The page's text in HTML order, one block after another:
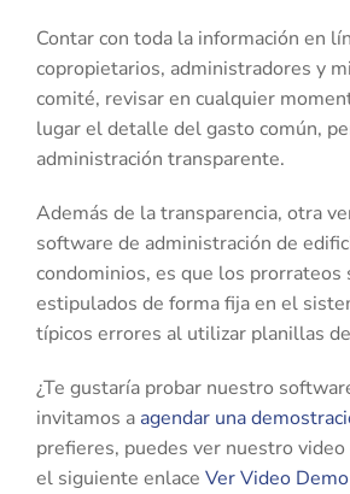
Contar con toda la información en
copropietarios, administradores y
comité, revisar en cualquier
lugar el detalle del gasto común,
administración transparente.
Además de la transparencia, otra
software de administración de
condominios, es que los prorrateos
estipulados de forma fija en el
típicos errores al utilizar planillas
¿Te gustaría probar nuestro
invitamos a agendar una
prefieres, puedes ver nuestro
el siguiente enlace Ver Video Demo